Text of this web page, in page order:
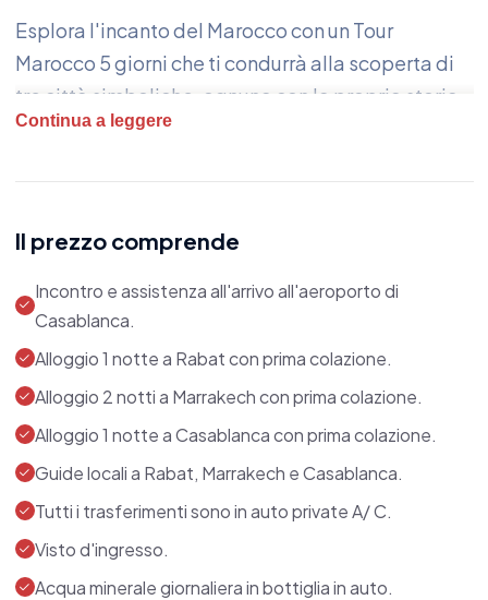
Esplora l'incanto del Marocco con un Tour
Marocco 5 giorni che ti condurrà alla scoperta di
tre città simboliche, ognuna con la propria storia,
cultura e atmosfera unica.
capitale economica del Marocco. Ammira la
grandi e spettacolari al mondo, e passeggi lungo
la Corniche per ammirare il contrasto tra
modernità e tradizione.
Rabat:Prosegui verso la capitale politica del
Marocco, Rabat, una città intrisa di storia e
cultura. Esplora laKasbah degli Oudaia, un
affascinante quartiere fortificato, visita il
Mausoleo di Mohammed V
Continua a leggere
Il prezzo comprende
Incontro e assistenza all'arrivo all'aeroporto di
Casablanca.
Alloggio 1 notte a Rabat con prima colazione.
Alloggio 2 notti a Marrakech con prima colazione.
Alloggio 1 notte a Casablanca con prima colazione.
Guide locali a Rabat, Marrakech e Casablanca.
Tutti i trasferimenti sono in auto private A/ C.
Visto d'ingresso.
Acqua minerale giornaliera in bottiglia in auto.